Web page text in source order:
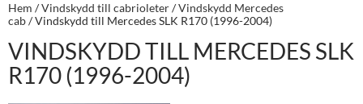
Hem /Vindskydd till cabrioleter/Vindskydd Mercedes
cab/ Vindskydd till Mercedes SLK R170 (1996-2004)
VINDSKYDD TILL MERCEDES SLK
R170 (1996-2004)